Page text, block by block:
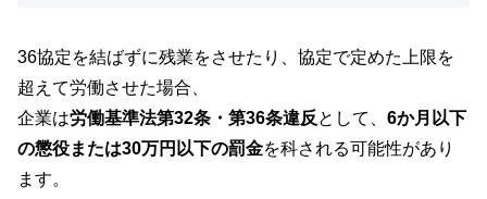
36協定を結ばずに残業をさせたり、協定で定めた上限を
超えて労働させた場合、
企業は労働基準法第32条・第36条違反 として、 6か月以下
の懲役または30万円以下の罰金を科される可能性があり
ます。